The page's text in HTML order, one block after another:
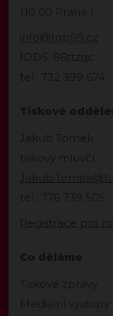
110 00 Praha 1
info@top09.cz
IDDS: 86ttzqc
tel.: 732 399 674
Tiskové
Jakub Tomek
tiskový mluvčí
tel.: 776 739 505
Registrace pro
Co děláme
Tiskové zprávy
Mediální výstupy